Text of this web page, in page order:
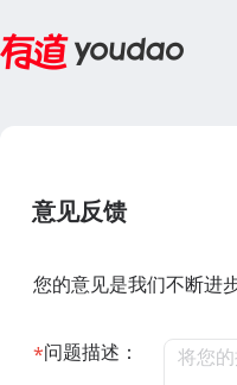
意见反馈
您的意见是我们不断进
问题描述：